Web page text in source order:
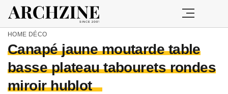
HOME DÉCO
Canapé jaune moutarde table
basse plateau tabourets rondes
miroir hublot